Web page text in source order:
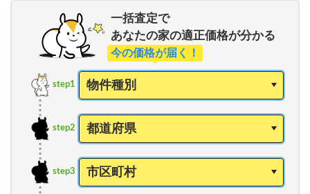
一括査定で
あなたの家の適正価格が分かる
今の価格が届く！
step1
step2
step3